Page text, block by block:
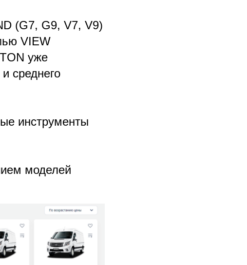
(G7, G9, V7, V9)
VIEW
уже
среднего
инструменты
моделей